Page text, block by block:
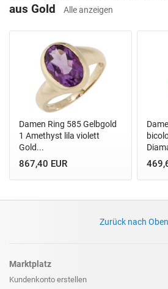
aus Gold
Alle anzeigen
Damen Ring 585 Gelbgold
1 Amethyst lila violett
Gold...
867,40 EUR
Zurück nach Oben
Marktplatz
Kundenkonto erstellen